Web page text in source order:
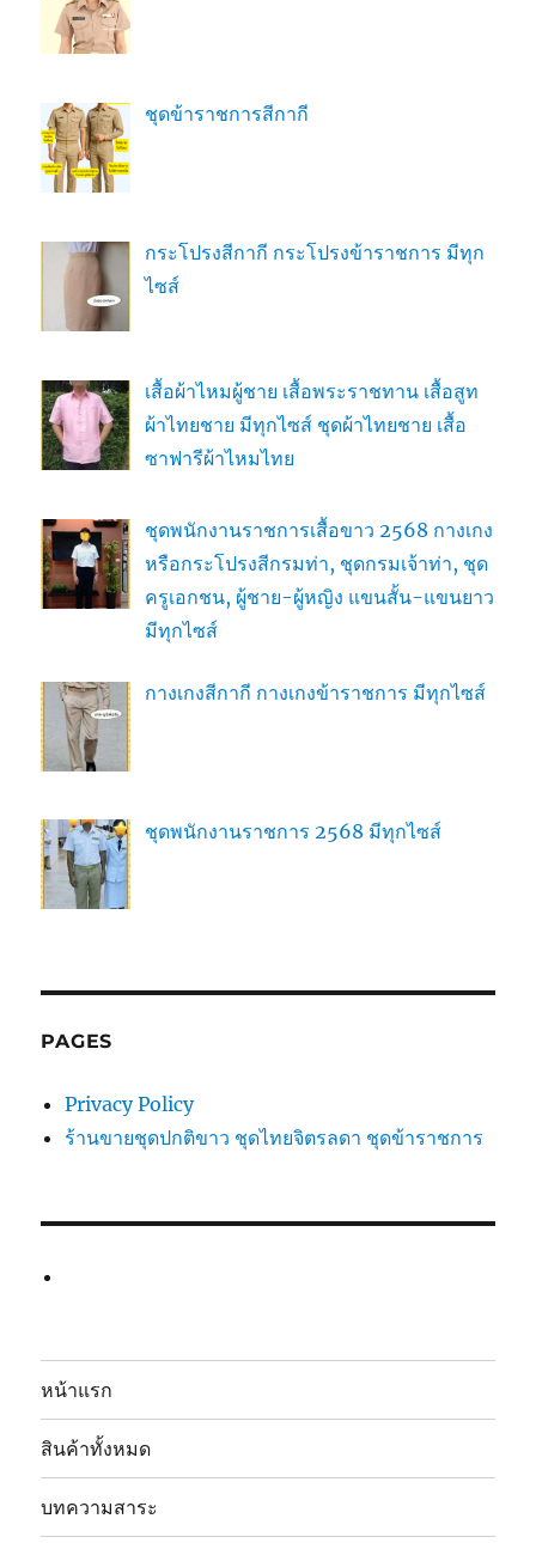
ชุดข้าราชการสีกากี
กระโปรงสีกากี กระโปรงข้าราชการ มีทุก
ไซส์
เสื้อผ้าไหมผู้ชาย เสื้อพระราชทาน เสื้อสูท
ผ้าไทยชาย มีทุกไซส์ ชุดผ้าไทยชาย เสื้อ
ซาฟารีผ้าไหมไทย
ชุดพนักงานราชการเสื้อขาว 2568 กางเกง
หรือกระโปรงสีกรมท่า, ชุดกรมเจ้าท่า, ชุด
ครูเอกชน, ผู้ชาย-ผู้หญิง แขนสั้น-แขนยาว
มีทุกไซส์
กางเกงสีกากี กางเกงข้าราชการ มีทุกไซส์
ชุดพนักงานราชการ 2568 มีทุกไซส์
PAGES
Privacy Policy
ร้านขายชุดปกติขาว ชุดไทยจิตรลดา ชุดข้าราชการ
หน้าแรก
สินค้าทั้งหมด
บทความสาระ